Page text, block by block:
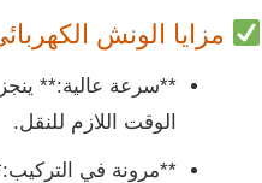
مزايا الونش
**سرعة عالية:**
الوقت اللازم للنقل.
**مرونة في